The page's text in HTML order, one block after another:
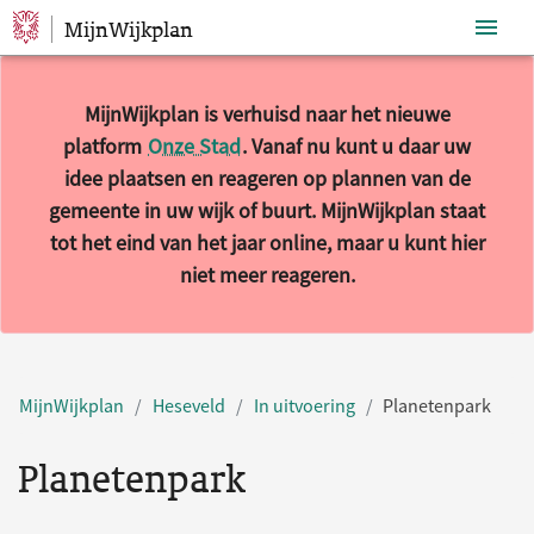
Sla navigatie over
MijnWijkplan
MijnWijkplan is verhuisd naar het nieuwe
platform Onze Stad. Vanaf nu kunt u daar uw
idee plaatsen en reageren op plannen van de
gemeente in uw wijk of buurt. MijnWijkplan staat
tot het eind van het jaar online, maar u kunt hier
niet meer reageren.
MijnWijkplan Heseveld In uitvoering Planetenpark
Planetenpark